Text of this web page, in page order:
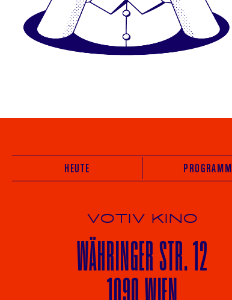
HEUTE PROGRAMM
VOTIV KINO
WÄHRINGERSTR. 12